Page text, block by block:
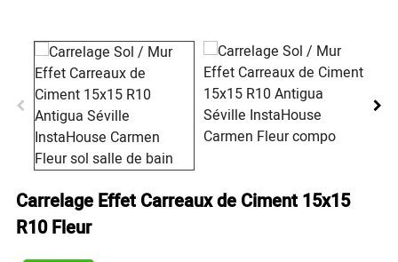
Carrelage Effet Carreaux de Ciment 15x15
R10 Fleur